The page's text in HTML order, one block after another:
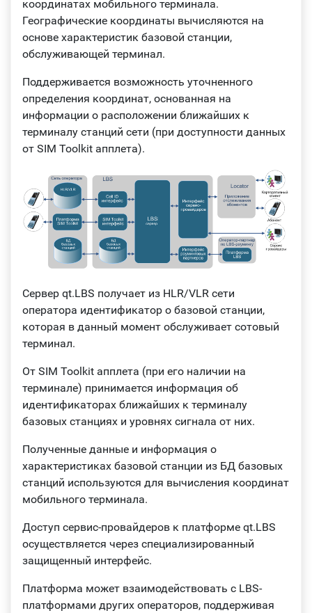
координатах мобильного терминала.
Географические координаты вычисляются на
основе характеристик базовой станции,
обслуживающей терминал.
Поддерживается возможность уточненного
определения координат, основанная на
информации о расположении ближайших к
терминалу станций сети (при доступности данных
от SIM Toolkit апплета).
Сервер qt.LBS получает из HLR/VLR сети
оператора идентификатор о базовой станции,
которая в данный момент обслуживает сотовый
терминал.
От SIM Toolkit апплета (при его наличии на
терминале) принимается информация об
идентификаторах ближайших к терминалу
базовых станциях и уровнях сигнала от них.
Полученные данные и информация о
характеристиках базовой станции из БД базовых
станций используются для вычисления координат
мобильного терминала.
Доступ сервис-провайдеров к платформе qt.LBS
осуществляется через специализированный
защищенный интерфейс.
Платформа может взаимодействовать с LBS-
платформами других операторов, поддерживая